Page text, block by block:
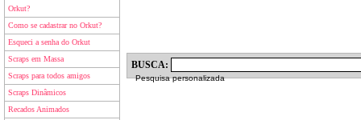
Orkut?
Como se cadastrar no Orkut?
Esqueci a senha do Orkut
Scraps em Massa
Scraps para todos amigos
Scraps Dinâmicos
Recados Animados
BUSCA:
Pesquisa personalizada